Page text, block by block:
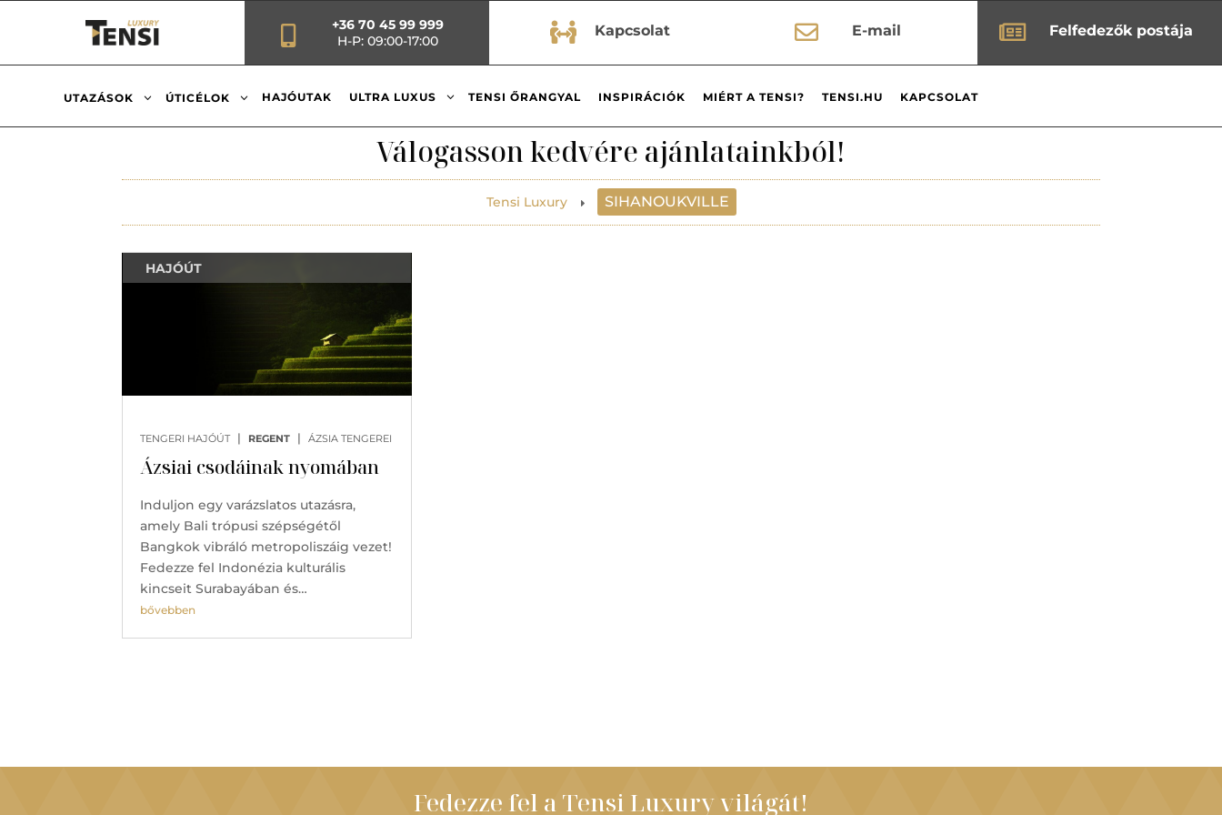
+36 70 45 99 999
H-P: 09:00-17:00
 Kapcsolat  Felfedezők postája
 E-mail
UTAZÁSOK 3 ÚTICÉLOK 3 HAJÓUTAK ULTRA LUXUS 3 TENSI ŐRANGYAL INSPIRÁCIÓK MIÉRT A TENSI? TENSI.HU KAPCSOLAT
Válogasson kedvére ajánlatainkból!
Tensi Luxury E SIHANOUKVILLE
Ázsiai csodáinak nyomában
TENGERI HAJÓÚT | REGENT | ÁZSIA TENGEREI
HAJÓÚT
Induljon egy varázslatos utazásra,
amely Bali trópusi szépségétől
Bangkok vibráló metropoliszáig vezet!
Fedezze fel Indonézia kulturális
kincseit Surabayában és…
bővebben
Fedezze fel a Tensi Luxury világát!